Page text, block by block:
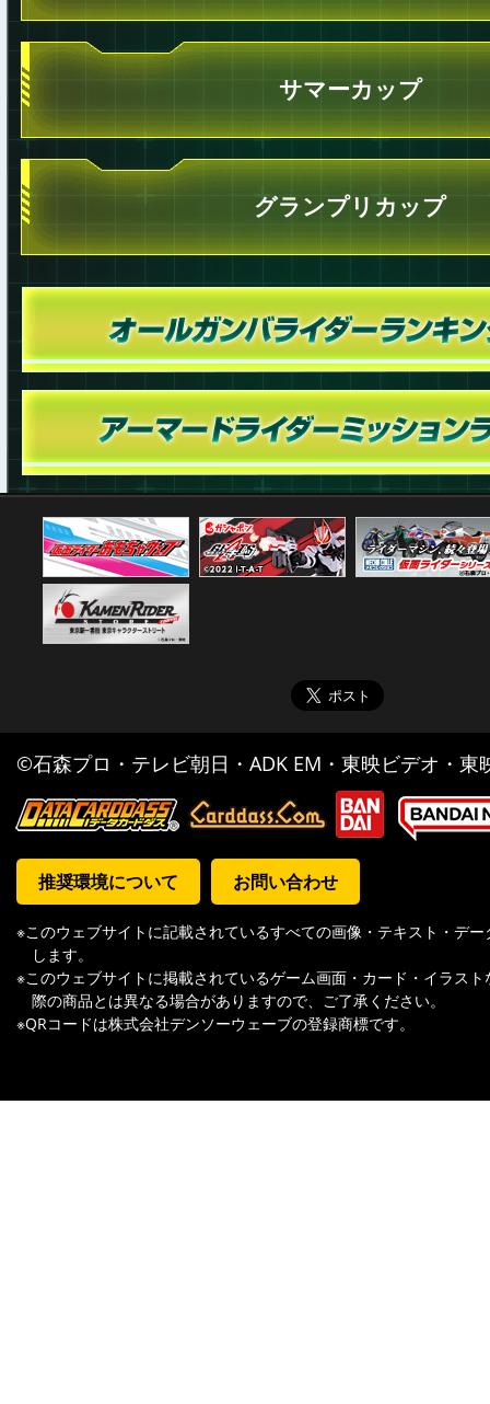
サマーカップ
グランプリカップ
©石森プロ・テレビ朝日・ADK EM・東映ビデオ・
推奨環境について お問い合わせ
※このウェブサイトに記載されているすべての画像・テキスト・デ
します。
※このウェブサイトに掲載されているゲーム画面・カード・イラス
際の商品とは異なる場合がありますので、ご了承ください。
※QRコードは株式会社デンソーウェーブの登録商標です。